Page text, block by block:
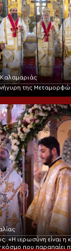
Καλαμαριάς
της
«Η ιερωσύνη είναι η
που παραπαίει